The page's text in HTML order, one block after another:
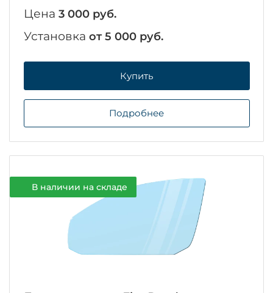
Цена 3 000 руб.
Установка от 5 000 руб.
Купить
Подробнее
В наличии на складе